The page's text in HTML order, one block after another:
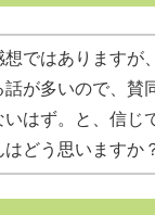
想ではありますが
話が多いので、賛
はず。と、信じ
どう思いますか